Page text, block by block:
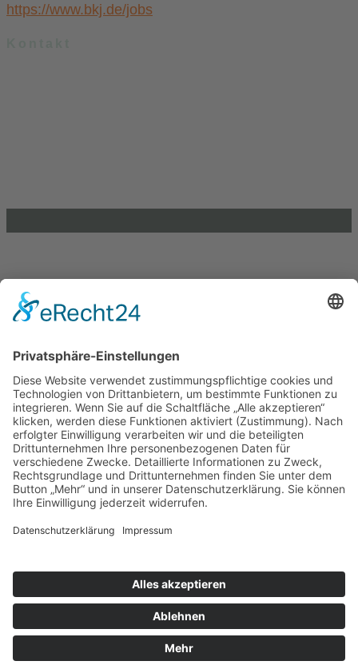
https://www.bkj.de/jobs
Unterstütze die .lkj) Sachsen-Anhalt durch deine
Online-Einkäufe. Ganz ohne Mehrkosten.
Kontakt
Impressum
Datenschutzerklärung
Barrierefreiheitserklärung
Downloads
Facebook
Instagram Vimeo Youtube
Die lkj verwendet Cookies, um die Webseite
bestmöglich an die Bedürfnisse unserer Besucher
ICH STIMME ZU